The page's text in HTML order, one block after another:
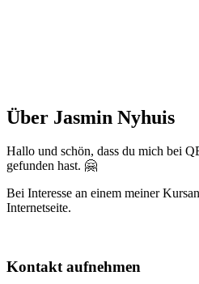
Über Jasmin Nyhuis
Hallo und schön, dass du mich bei
gefunden hast. 🤗
Bei Interesse an einem meiner
Internetseite.
Kontakt aufnehmen